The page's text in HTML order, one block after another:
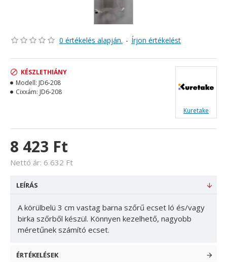
0 értékelés alapján. - Írjon értékelést
8 423 Ft
Nettó ár: 6 632 Ft
KÉSZLETHIÁNY
Modell: JD6-208
Cixxám: JD6-208
Kuretake
LEÍRÁS
A körülbelü 3 cm vastag barna szőrű ecset ló és/vagy
birka szőrből készül. Könnyen kezelhető, nagyobb
méretűnek számító ecset.
ÉRTÉKELÉSEK